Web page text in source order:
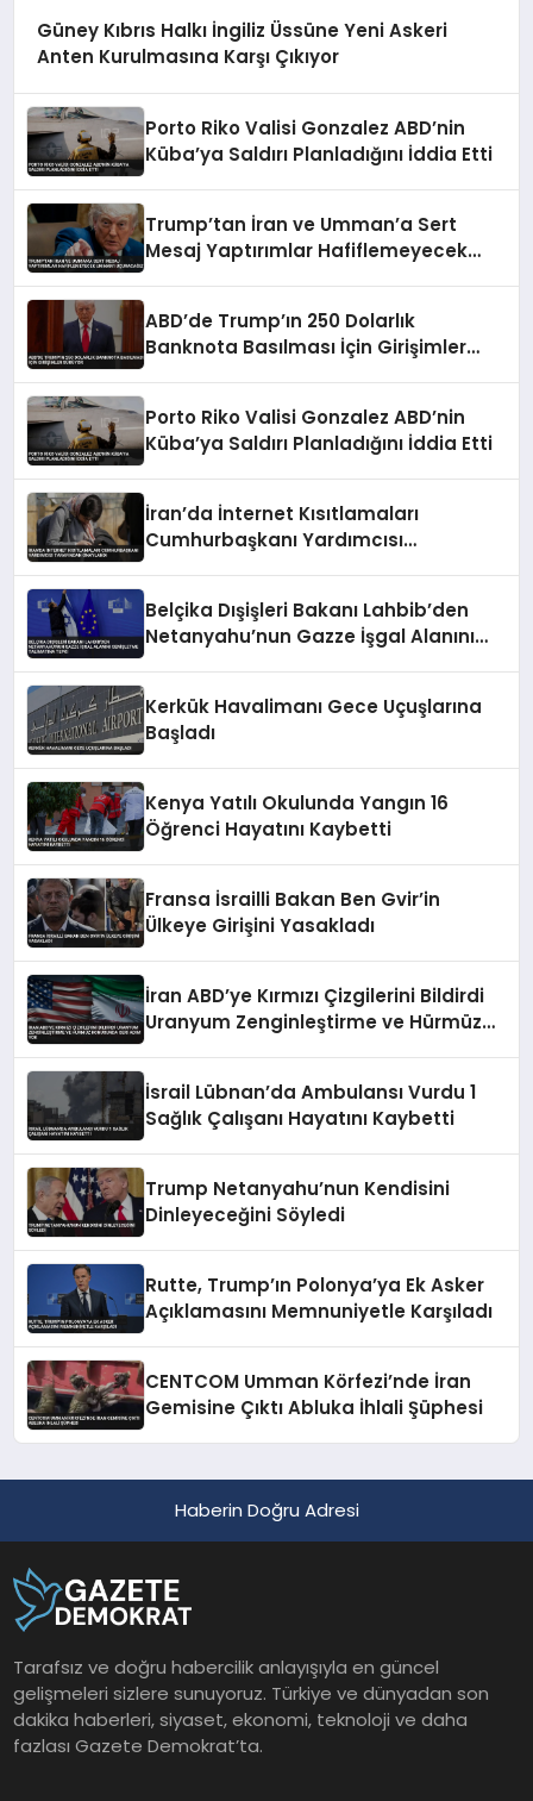
Güney Kıbrıs Halkı İngiliz Üssüne Yeni Askeri
Anten Kurulmasına Karşı Çıkıyor
Porto Riko Valisi Gonzalez ABD’nin
Küba’ya Saldırı Planladığını İddia Etti
Trump’tan İran ve Umman’a Sert
Mesaj Yaptırımlar Hafiflemeyecek
ABD’de Trump’ın 250 Dolarlık
Banknota Basılması İçin Girişimler
Porto Riko Valisi Gonzalez ABD’nin
Küba’ya Saldırı Planladığını İddia Etti
İran’da İnternet Kısıtlamaları
Cumhurbaşkanı Yardımcısı
Belçika Dışişleri Bakanı Lahbib’den
Netanyahu’nun Gazze İşgal Alanını
Kerkük Havalimanı Gece Uçuşlarına
Başladı
Kenya Yatılı Okulunda Yangın 16
Öğrenci Hayatını Kaybetti
Fransa İsrailli Bakan Ben Gvir’in
Ülkeye Girişini Yasakladı
İran ABD’ye Kırmızı Çizgilerini Bildirdi
Uranyum Zenginleştirme ve Hürmüz
İsrail Lübnan’da Ambulansı Vurdu 1
Sağlık Çalışanı Hayatını Kaybetti
Trump Netanyahu’nun Kendisini
Dinleyeceğini Söyledi
Rutte, Trump’ın Polonya’ya Ek Asker
Açıklamasını Memnuniyetle Karşıladı
CENTCOM Umman Körfezi’nde İran
Gemisine Çıktı Abluka İhlali Şüphesi
Haberin Doğru Adresi
Tarafsız ve doğru habercilik anlayışıyla en güncel
gelişmeleri sizlere sunuyoruz. Türkiye ve dünyadan son
dakika haberleri, siyaset, ekonomi, teknoloji ve daha
fazlası Gazete Demokrat’ta.